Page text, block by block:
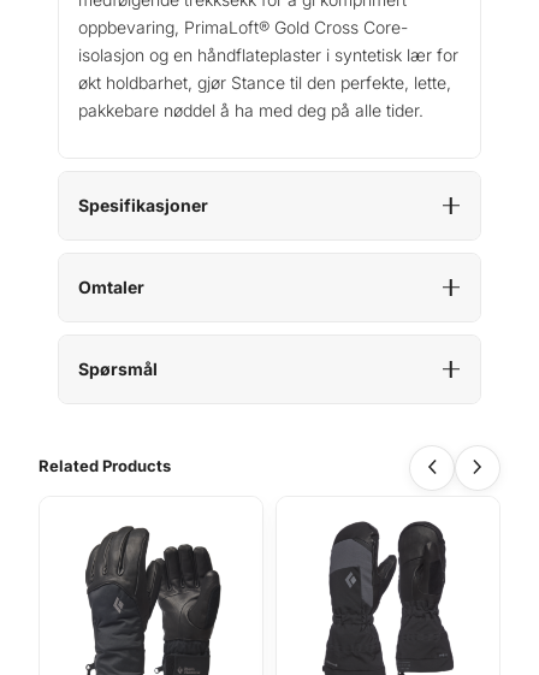
oppbevaring, PrimaLoft® Gold Cross Core-
isolasjon og en håndflateplaster i syntetisk lær for
økt holdbarhet, gjør Stance til den perfekte, lette,
pakkebare nøddel å ha med deg på alle tider.
Spesifikasjoner
Omtaler
Spørsmål
Related Products